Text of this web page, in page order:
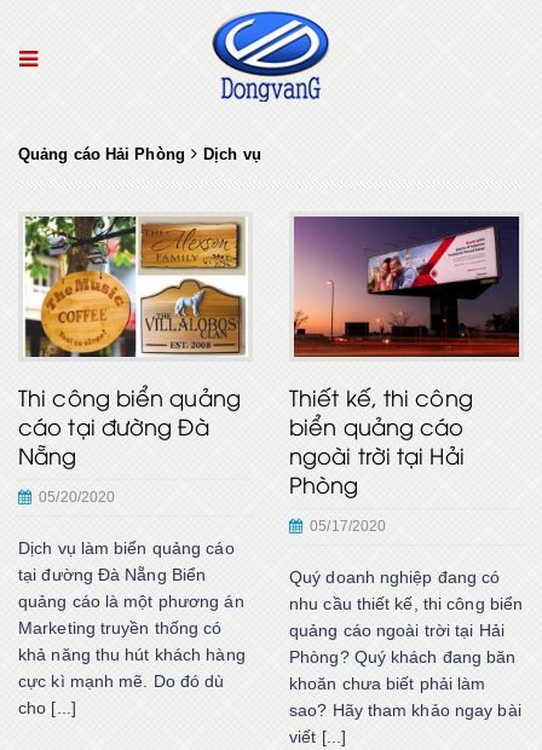
Quảng cáo Hải Phòng Dịch vụ
Thi công biển quảng
cáo tại đường Đà
Nẵng
05/20/2020
Dịch vụ làm biển quảng cáo
tại đường Đà Nẵng Biển
quảng cáo là một phương án
Marketing truyền thống có
khả năng thu hút khách hàng
cực kì mạnh mẽ. Do đó dù
cho [...]
Thiết kế, thi công
biển quảng cáo
ngoài trời tại Hải
Phòng
05/17/2020
Quý doanh nghiệp đang có
nhu cầu thiết kế, thi công biển
quảng cáo ngoài trời tại Hải
Phòng? Quý khách đang băn
khoăn chưa biết phải làm
sao? Hãy tham khảo ngay bài
viết [...]